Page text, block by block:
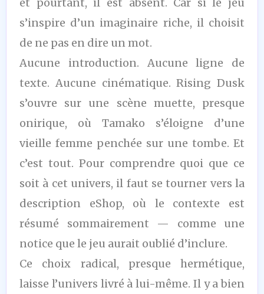
s’inspire d’un imaginaire riche, il choisit
de ne pas en dire un mot.
Aucune introduction. Aucune ligne de
texte. Aucune cinématique. Rising Dusk
s’ouvre sur une scène muette, presque
onirique, où Tamako s’éloigne d’une
vieille femme penchée sur une tombe. Et
c’est tout. Pour comprendre quoi que ce
soit à cet univers, il faut se tourner vers la
description eShop, où le contexte est
résumé sommairement — comme une
notice que le jeu aurait oublié d’inclure.
Ce choix radical, presque hermétique,
laisse l’univers livré à lui-même. Il y a bien